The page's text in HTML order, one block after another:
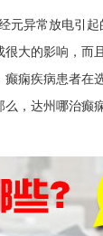
元异常放电引
大的影响，而
痫疾病患者在
，达州哪治癫